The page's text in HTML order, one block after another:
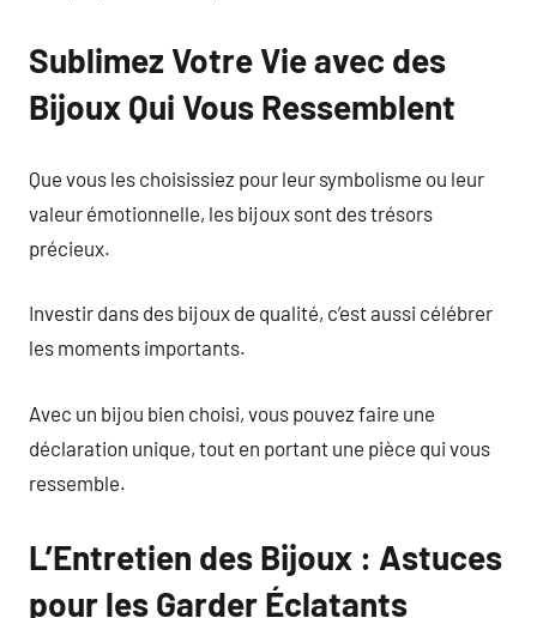
Sublimez Votre Vie avec des
Bijoux Qui Vous Ressemblent
Que vous les choisissiez pour leur symbolisme ou leur
valeur émotionnelle, les bijoux sont des trésors
précieux.
Investir dans des bijoux de qualité, c’est aussi célébrer
les moments importants.
Avec un bijou bien choisi, vous pouvez faire une
déclaration unique, tout en portant une pièce qui vous
ressemble.
L’Entretien des Bijoux : Astuces
pour les Garder Éclatants